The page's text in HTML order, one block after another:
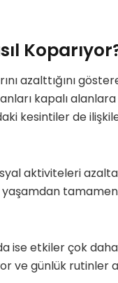
azalttığını
kapalı
kesintiler de
aktiviteleri
yaşamdan
ise etkiler çok
ve günlük rutinler